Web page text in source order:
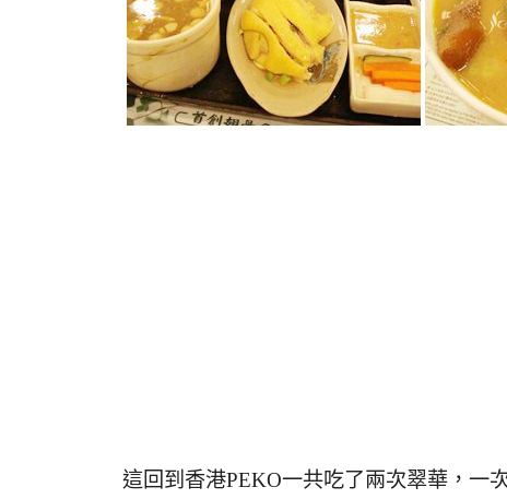
這回到香港PEKO一共吃了兩次翠華，一